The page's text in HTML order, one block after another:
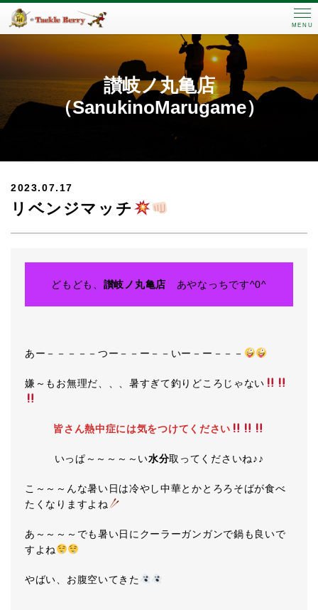
MENU
讃岐ノ丸亀店
（SanukinoMarugame）
2023.07.17
リベンジマッチ
どもども、 讃岐ノ丸亀店 あやなっちです^0^
あー－－－－－つー－－ー－－いー－ー－－－
嫌～もお無理だ、、、暑すぎて釣りどころじゃない
皆さん熱中症には気をつけてください
いっぱ～～～～～い水分取ってくださいね♪♪
こ～～～んな暑い日は冷やし中華とかとろろそばが食べ
たくなりますよね
あ～～～～でも暑い日にクーラーガンガンで鍋も良いで
すよね
やばい、お腹空いてきた